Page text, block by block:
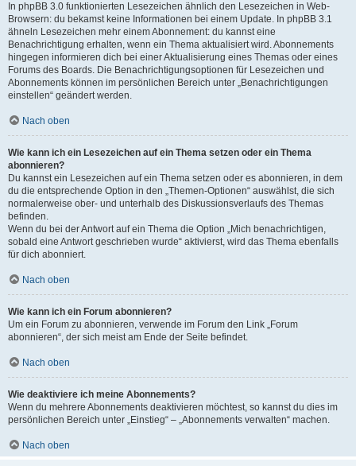
In phpBB 3.0 funktionierten Lesezeichen ähnlich den Lesezeichen in Web-
Browsern: du bekamst keine Informationen bei einem Update. In phpBB 3.1
ähneln Lesezeichen mehr einem Abonnement: du kannst eine
Benachrichtigung erhalten, wenn ein Thema aktualisiert wird. Abonnements
hingegen informieren dich bei einer Aktualisierung eines Themas oder eines
Forums des Boards. Die Benachrichtigungsoptionen für Lesezeichen und
Abonnements können im persönlichen Bereich unter „Benachrichtigungen
einstellen“ geändert werden.
Nach oben
Wie kann ich ein Lesezeichen auf ein Thema setzen oder ein Thema
abonnieren?
Du kannst ein Lesezeichen auf ein Thema setzen oder es abonnieren, in dem
du die entsprechende Option in den „Themen-Optionen“ auswählst, die sich
normalerweise ober- und unterhalb des Diskussionsverlaufs des Themas
befinden.
Wenn du bei der Antwort auf ein Thema die Option „Mich benachrichtigen,
sobald eine Antwort geschrieben wurde“ aktivierst, wird das Thema ebenfalls
für dich abonniert.
Nach oben
Wie kann ich ein Forum abonnieren?
Um ein Forum zu abonnieren, verwende im Forum den Link „Forum
abonnieren“, der sich meist am Ende der Seite befindet.
Nach oben
Wie deaktiviere ich meine Abonnements?
Wenn du mehrere Abonnements deaktivieren möchtest, so kannst du dies im
persönlichen Bereich unter „Einstieg“ – „Abonnements verwalten“ machen.
Nach oben